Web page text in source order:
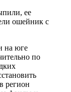
ее
ошейник с
на юге
по
регион